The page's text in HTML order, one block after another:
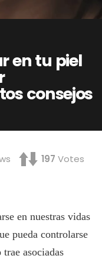
en tu piel
consejos
197 Votes
en nuestras vidas
pueda controlarse
asociadas